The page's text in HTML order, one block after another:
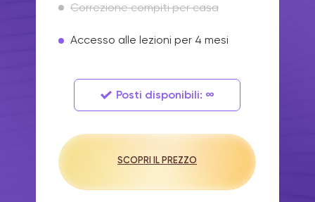
SCOPRI IL PREZZO
Correzione compiti per casa
Accesso alle lezioni per 4 mesi
Posti disponibili: ∞